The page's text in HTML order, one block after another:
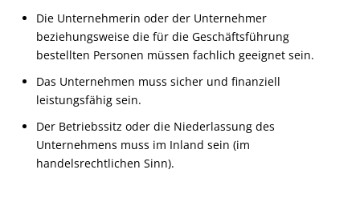
Die Unternehmerin oder der Unternehmer
beziehungsweise die für die Geschäftsführung
bestellten Personen müssen fachlich geeignet sein.
Das Unternehmen muss sicher und finanziell
leistungsfähig sein.
Der Betriebssitz oder die Niederlassung des
Unternehmens muss im Inland sein (im
handelsrechtlichen Sinn).